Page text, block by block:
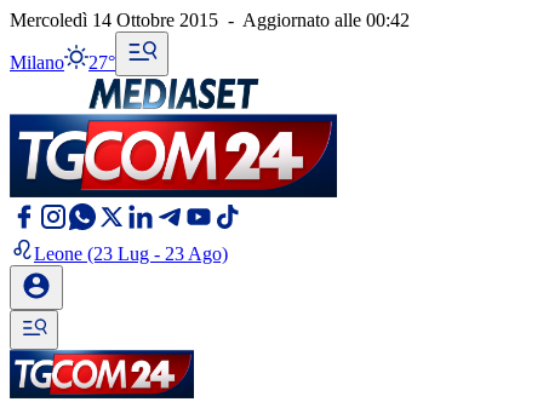
Mercoledì 14 Ottobre 2015 - Aggiornato alle 00:42
Milano 27°
Leone (23 Lug - 23 Ago)